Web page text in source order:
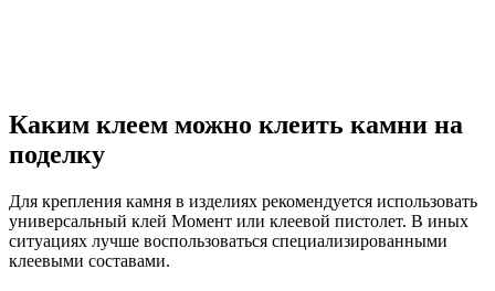
Каким клеем можно клеить камни на
поделку
Для крепления камня в изделиях рекомендуется использовать
универсальный клей Момент или клеевой пистолет. В иных
ситуациях лучше воспользоваться специализированными
клеевыми составами.